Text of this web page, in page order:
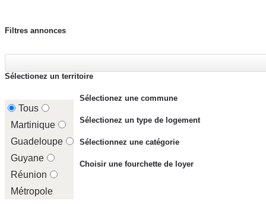
Filtres annonces
Sélectionez un territoire
Tous
Martinique
Guadeloupe
Guyane
Réunion
Métropole
Sélectionez une commune
Sélectionez un type de logement
Sélectionnez une catégorie
Choisir une fourchette de loyer